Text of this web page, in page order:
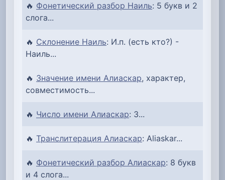
🔥 Фонетический разбор Наиль: 5 букв и 2
слога...
🔥 Склонение Наиль: И.п. (есть кто?) -
Наиль...
🔥 Значение имени Алиаскар, характер,
совместимость...
🔥 Число имени Алиаскар: 3...
🔥 Транслитерация Алиаскар: Aliaskar...
🔥 Фонетический разбор Алиаскар: 8 букв
и 4 слога...